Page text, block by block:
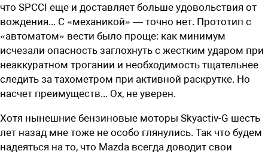
что SPCCI еще и доставляет больше удовольствия от
вождения... С «механикой» — точно нет. Прототип с
«автоматом» вести было проще: как минимум
исчезали опасность заглохнуть с жестким ударом при
неаккуратном трогании и необходимость тщательнее
следить за тахометром при активной раскрутке. Но
насчет преимуществ... Ох, не уверен.
Хотя нынешние бензиновые моторы Skyactiv-G шесть
лет назад мне тоже не особо глянулись. Так что будем
надеяться на то, что Mazda всегда доводит свои